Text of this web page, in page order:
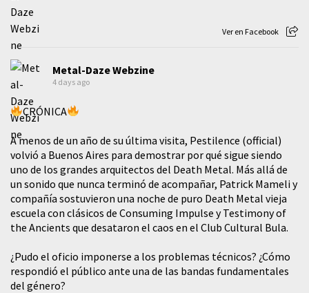
Ver en Facebook
Metal-Daze Webzine
4 days ago
CRÓNICA
A menos de un año de su última visita, Pestilence (official)
volvió a Buenos Aires para demostrar por qué sigue siendo
uno de los grandes arquitectos del Death Metal. Más allá de
un sonido que nunca terminó de acompañar, Patrick Mameli y
compañía sostuvieron una noche de puro Death Metal vieja
escuela con clásicos de Consuming Impulse y Testimony of
the Ancients que desataron el caos en el Club Cultural Bula.
¿Pudo el oficio imponerse a los problemas técnicos? ¿Cómo
respondió el público ante una de las bandas fundamentales
del género?